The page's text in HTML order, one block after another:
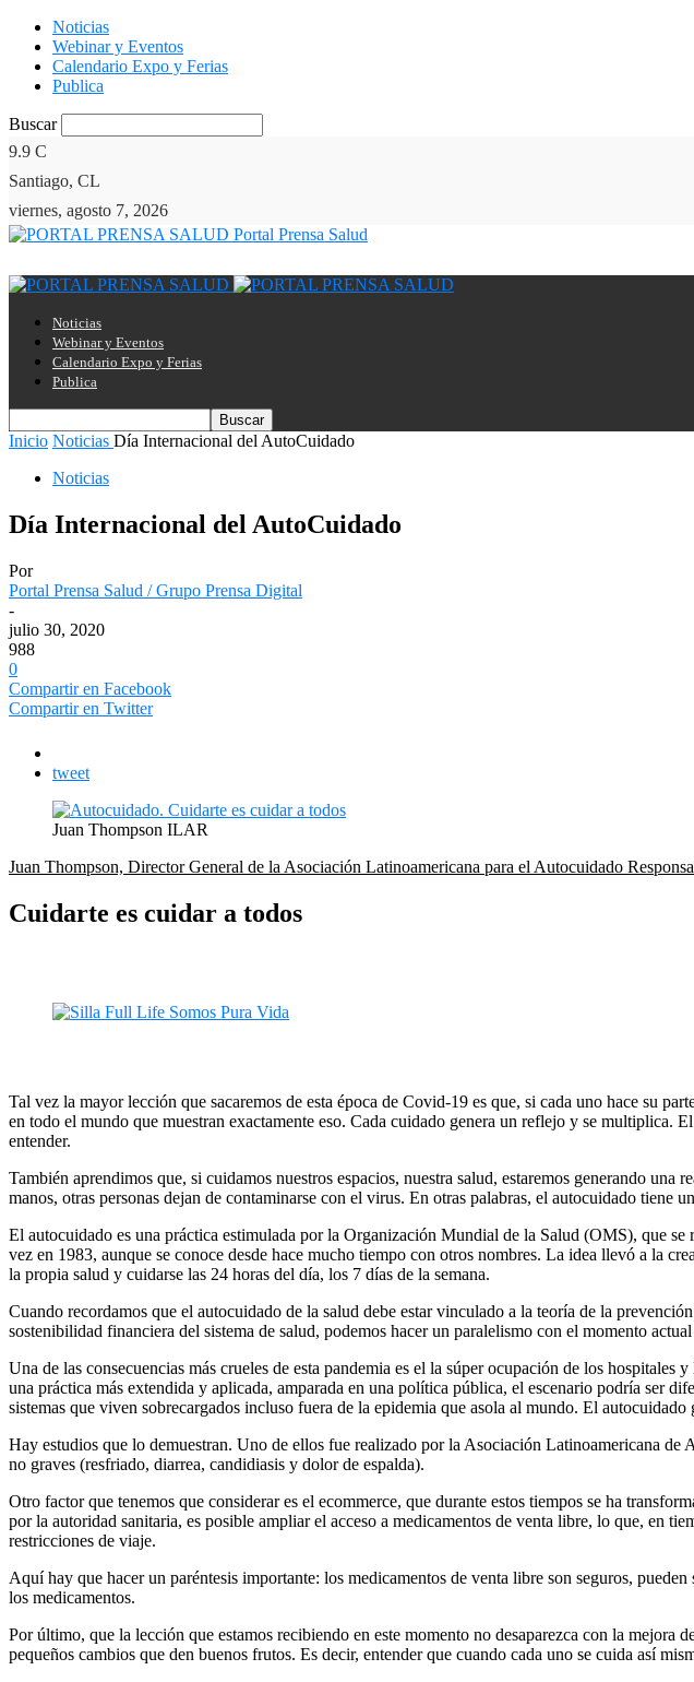
Noticias
Webinar y Eventos
Calendario Expo y Ferias
Publica
Buscar
9.9 C
Santiago, CL
viernes, agosto 7, 2026
Portal Prensa Salud
Noticias
Webinar y Eventos
Calendario Expo y Ferias
Publica
Inicio Noticias Día Internacional del AutoCuidado
Noticias
Día Internacional del AutoCuidado
Por
Portal Prensa Salud / Grupo Prensa Digital
-
julio 30, 2020
988
0
Compartir en Facebook
Compartir en Twitter
tweet
Juan Thompson ILAR
Juan Thompson, Director General de la Asociación Latinoamericana para el Autocuidado
Cuidarte es cuidar a todos
Tal vez la mayor lección que sacaremos de esta época de Covid-19 es que, si cada uno hace su
en todo el mundo que muestran exactamente eso. Cada cuidado genera un reflejo y se multiplica.
entender.
También aprendimos que, si cuidamos nuestros espacios, nuestra salud, estaremos generando
manos, otras personas dejan de contaminarse con el virus. En otras palabras, el autocuidado tiene
El autocuidado es una práctica estimulada por la Organización Mundial de la Salud (OMS), que
vez en 1983, aunque se conoce desde hace mucho tiempo con otros nombres. La idea llevó a la
la propia salud y cuidarse las 24 horas del día, los 7 días de la semana.
Cuando recordamos que el autocuidado de la salud debe estar vinculado a la teoría de la
sostenibilidad financiera del sistema de salud, podemos hacer un paralelismo con el momento
Una de las consecuencias más crueles de esta pandemia es el la súper ocupación de los
una práctica más extendida y aplicada, amparada en una política pública, el escenario podría ser
sistemas que viven sobrecargados incluso fuera de la epidemia que asola al mundo. El
Hay estudios que lo demuestran. Uno de ellos fue realizado por la Asociación Latinoamericana
no graves (resfriado, diarrea, candidiasis y dolor de espalda).
Otro factor que tenemos que considerar es el ecommerce, que durante estos tiempos se ha
por la autoridad sanitaria, es posible ampliar el acceso a medicamentos de venta libre, lo que, en
restricciones de viaje.
Aquí hay que hacer un paréntesis importante: los medicamentos de venta libre son seguros,
los medicamentos.
Por último, que la lección que estamos recibiendo en este momento no desaparezca con la
pequeños cambios que den buenos frutos. Es decir, entender que cuando cada uno se cuida así